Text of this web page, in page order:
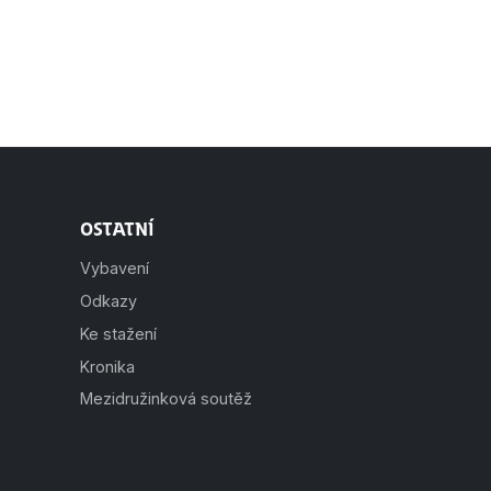
Ostatní
Vybavení
Odkazy
Ke stažení
Kronika
Mezidružinková soutěž